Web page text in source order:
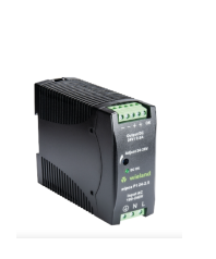
DE
DORINTE